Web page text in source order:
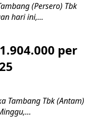
(Persero) Tbk
hari ini,...
per
Tambang Tbk (Antam)